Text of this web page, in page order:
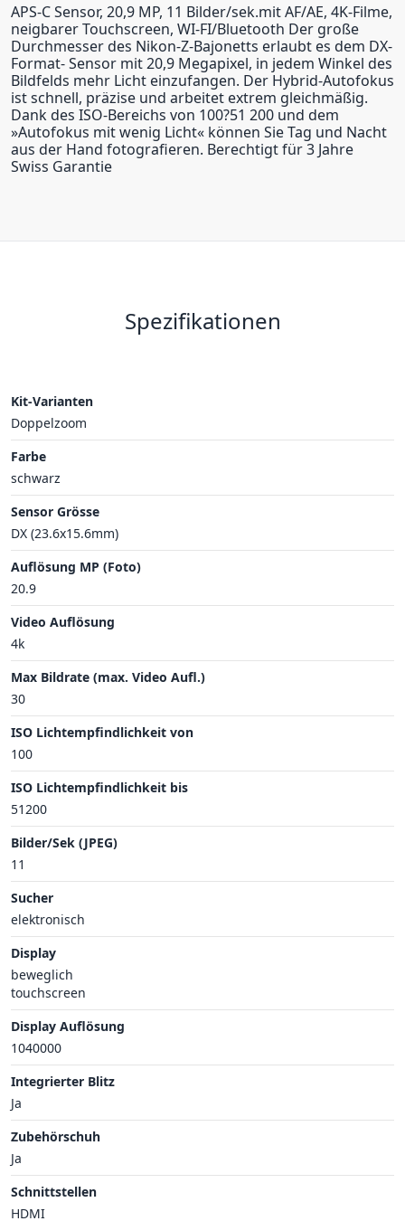
APS-C Sensor, 20,9 MP, 11 Bilder/sek.mit AF/AE, 4K-Filme,
neigbarer Touchscreen, WI-FI/Bluetooth Der große
Durchmesser des Nikon-Z-Bajonetts erlaubt es dem DX-
Format- Sensor mit 20,9 Megapixel, in jedem Winkel des
Bildfelds mehr Licht einzufangen. Der Hybrid-Autofokus
ist schnell, präzise und arbeitet extrem gleichmäßig.
Dank des ISO-Bereichs von 100?51 200 und dem
»Autofokus mit wenig Licht« können Sie Tag und Nacht
aus der Hand fotografieren. Berechtigt für 3 Jahre
Swiss Garantie
Spezifikationen
Kit-Varianten
Doppelzoom
Farbe
schwarz
Sensor Grösse
DX (23.6x15.6mm)
Auflösung MP (Foto)
20.9
Video Auflösung
4k
Max Bildrate (max. Video Aufl.)
30
ISO Lichtempfindlichkeit von
100
ISO Lichtempfindlichkeit bis
51200
Bilder/Sek (JPEG)
11
Sucher
elektronisch
Display
beweglich
touchscreen
Display Auflösung
1040000
Integrierter Blitz
Ja
Zubehörschuh
Ja
Schnittstellen
HDMI